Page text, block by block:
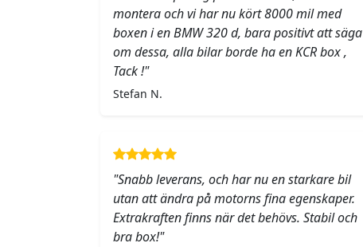
montera och vi har nu kört 8000 mil med
boxen i en BMW 320 d, bara positivt att säga
om dessa, alla bilar borde ha en KCR box ,
Tack !"
Stefan N.
"Snabb leverans, och har nu en starkare bil
utan att ändra på motorns fina egenskaper.
Extrakraften finns när det behövs. Stabil och
bra box!"